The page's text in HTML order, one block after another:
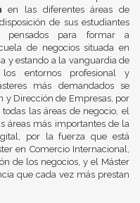
en las diferentes áreas de
de sus estudiantes
pensados para formar a
de negocios situada en
y estando a la vanguardia de
entornos profesional y
más demandados se
y Dirección de Empresas, por
las áreas de negocio, el
áreas más importantes de la
por la fuerza que está
en Comercio Internacional,
de los negocios, y el Máster
que cada vez más prestan